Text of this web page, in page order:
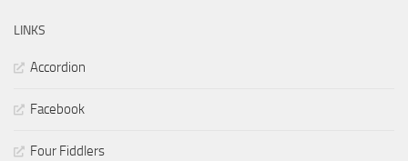
LINKS
Accordion
Facebook
Four Fiddlers